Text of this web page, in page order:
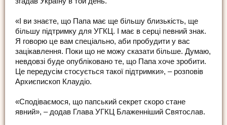
«І ви знаєте, що Папа має ще більшу близькість, ще
більшу підтримку для УГКЦ. І має в серці певний знак.
Я говорю це вам спеціально, аби пробудити у вас
зацікавлення. Поки що не можу сказати більше. Думаю,
невдовзі буде опубліковано те, що Папа хоче зробити.
Це передусім стосується такої підтримки», – розповів
Архиєпископ Клаудіо.
«Сподіваємося, що папський секрет скоро стане
явний», – додав Глава УГКЦ Блаженніший Святослав.